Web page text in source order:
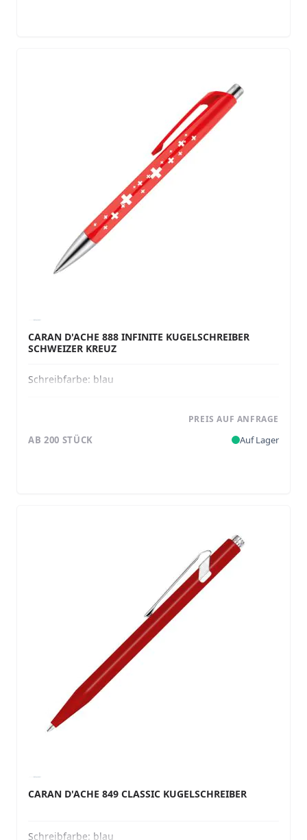
CARAN D'ACHE 888 INFINITE KUGELSCHREIBER
SCHWEIZER KREUZ
Schreibfarbe: blau
PREIS AUF ANFRAGE
AB 200 STÜCK Auf Lager
CARAN D'ACHE 849 CLASSIC KUGELSCHREIBER
Schreibfarbe: blau